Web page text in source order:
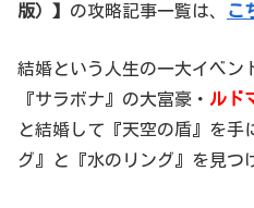
版）】 の攻略記事一覧は、 こ
結婚という人生の一大イベン
『サラボナ』の大富豪・ ルド
と結婚して『天空の盾』を手
グ』と『水のリング』を見つ